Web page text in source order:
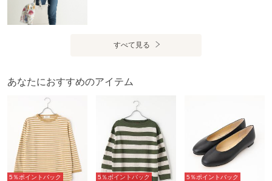
すべて見る
あなたにおすすめのアイテム
5％ポイントバック 5％ポイントバック 5％ポイントバック